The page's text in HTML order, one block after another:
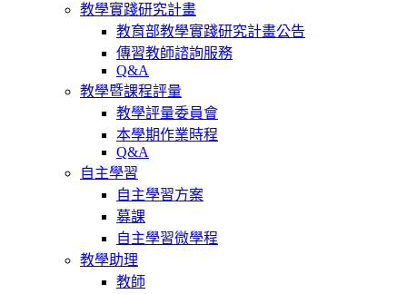
教學實踐研究計畫
教育部教學實踐研究計畫公告
傳習教師諮詢服務
Q&A
教學暨課程評量
教學評量委員會
本學期作業時程
Q&A
自主學習
自主學習方案
募課
自主學習微學程
教學助理
教師